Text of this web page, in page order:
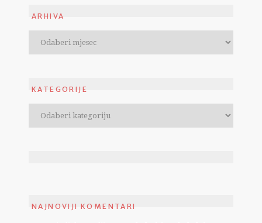
ARHIVA
KATEGORIJE
NAJNOVIJI KOMENTARI